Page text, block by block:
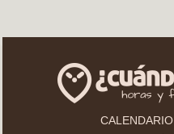
CALENDARIO